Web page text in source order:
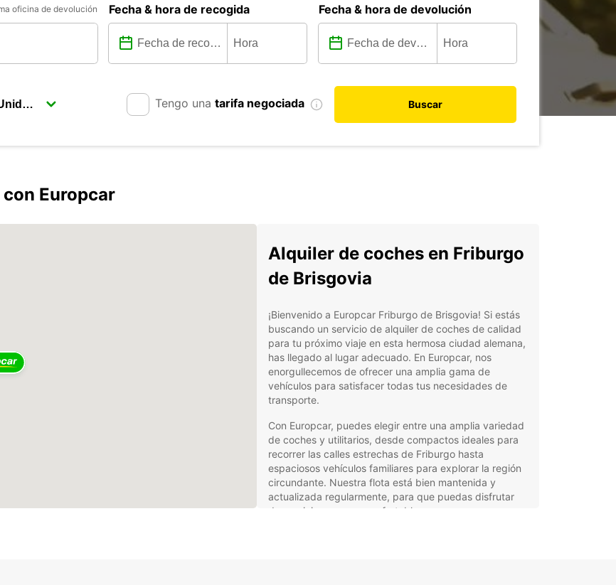
oficina de devolución Fecha & hora de recogida Fecha & hora de devolución
Tengo una tarifa negociada Buscar
Europcar
Alquiler de coches en Friburgo
de Brisgovia
¡Bienvenido a Europcar Friburgo de Brisgovia! Si estás
buscando un servicio de alquiler de coches de calidad
para tu próximo viaje en esta hermosa ciudad alemana,
has llegado al lugar adecuado. En Europcar, nos
enorgullecemos de ofrecer una amplia gama de
vehículos para satisfacer todas tus necesidades de
transporte.
Con Europcar, puedes elegir entre una amplia variedad
de coches y utilitarios, desde compactos ideales para
recorrer las calles estrechas de Friburgo hasta
espaciosos vehículos familiares para explorar la región
circundante. Nuestra flota está bien mantenida y
actualizada regularmente, para que puedas disfrutar
de un viaje seguro y confortable.